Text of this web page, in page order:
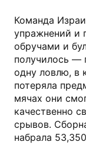
Команда
упражнений и
обручами и
получилось —
одну ловлю, в
потеряла
мячах они
качественно
срывов.
набрала